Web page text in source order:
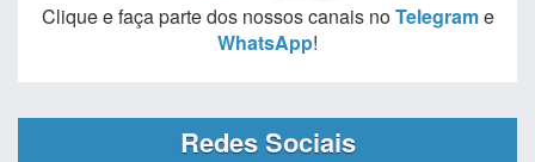
Clique e faça parte dos nossos canais noTelegrame
WhatsApp!
Redes Sociais